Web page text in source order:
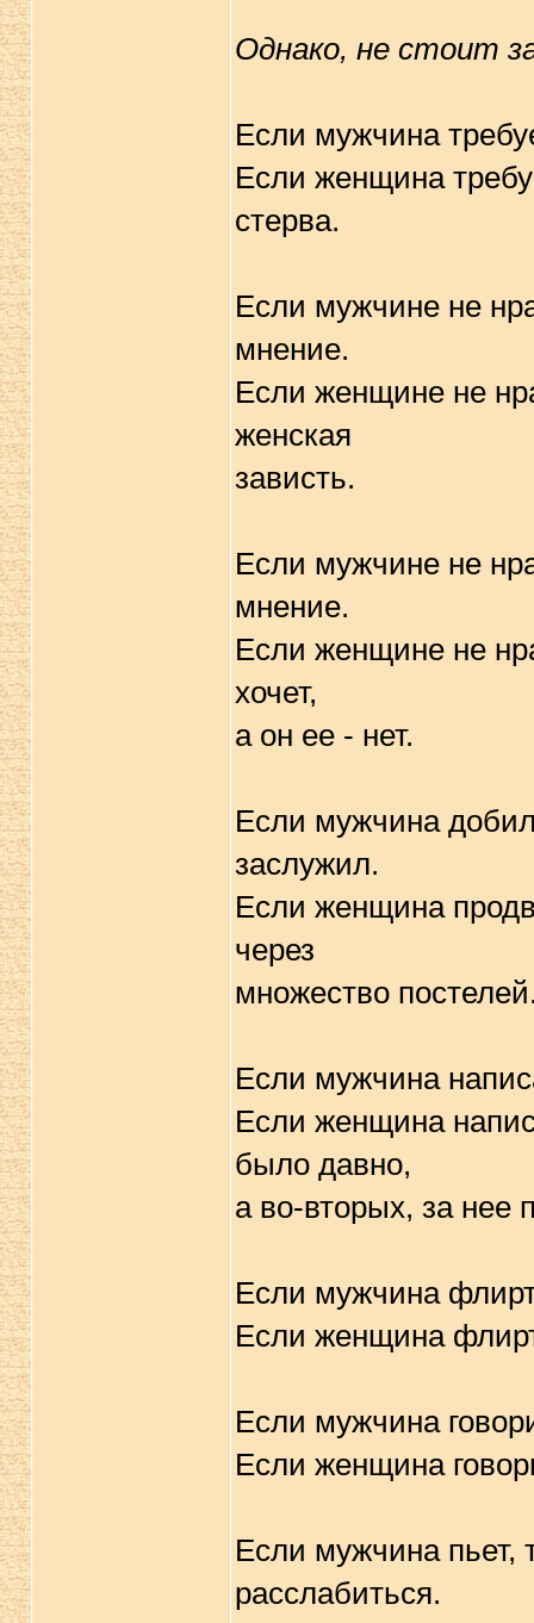
Однако, не стоит
Если мужчина
Если женщина
стерва.
Если мужчине не
мнение.
Если женщине не
женская
зависть.
Если мужчине не
мнение.
Если женщине не
хочет,
а он ее - нет.
Если мужчина
заслужил.
Если женщина
через
множество
Если мужчина
Если женщина
было давно,
а во-вторых, за нее
Если мужчина
Если женщина
Если мужчина
Если женщина
Если мужчина пьет,
расслабиться.